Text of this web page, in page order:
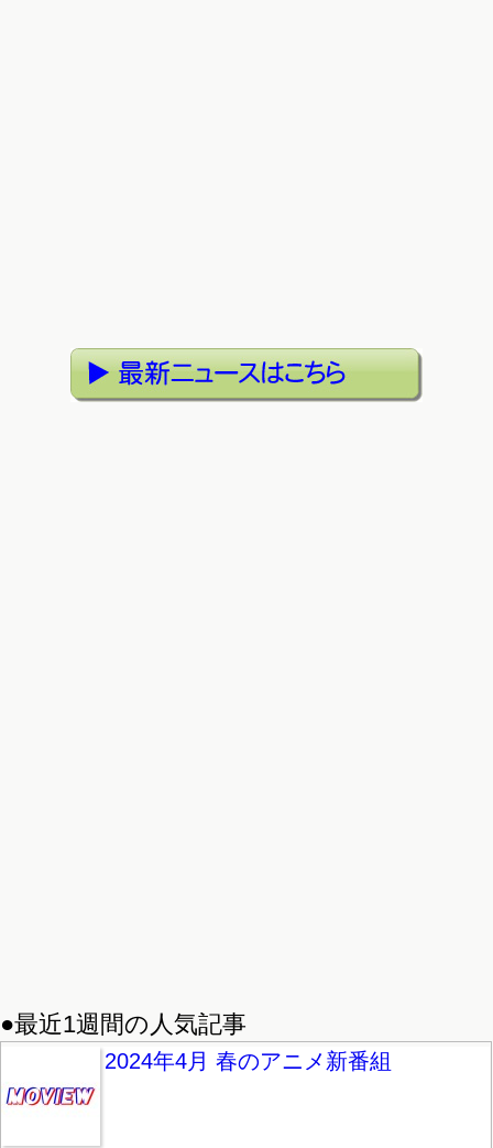
●最近1週間の人気記事
2024年4月 春のアニメ新番組